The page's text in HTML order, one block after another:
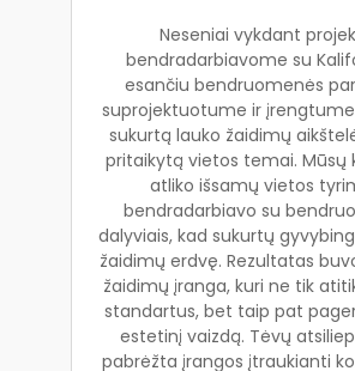
Neseniai vykdant
bendradarbiavome su
esančiu bendruomenės
suprojektuotume ir
sukurtą lauko žaidimų
pritaikytą vietos temai. Mūsų
atliko išsamų vietos
bendradarbiavo su
dalyviais, kad sukurtų
žaidimų erdvę. Rezultatas
žaidimų įranga, kuri ne tik
standartus, bet taip pat
estetinį vaizdą. Tėvų
pabrėžta įrangos įtraukianti